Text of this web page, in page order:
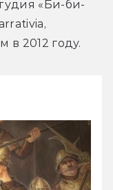
«Би-би-
в 2012 году.